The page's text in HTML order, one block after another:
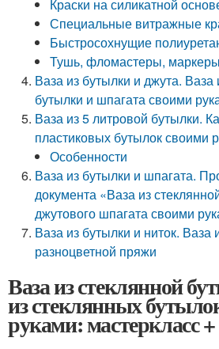
Краски на силикатной
Специальные витражные
Быстросохнущие
Тушь, фломастеры, маркеры
Ваза из бутылки и джута. Ваза
бутылки и шпагата своими
Ваза из 5 литровой бутылки.
пластиковых бутылок своими
Особенности
Ваза из бутылки и шпагата.
документа «Ваза из
джутового шпагата своими
Ваза из бутылки и ниток. Ваза
разноцветной пряжи
Ваза из стеклянной
из стеклянных
руками: мастеркласс